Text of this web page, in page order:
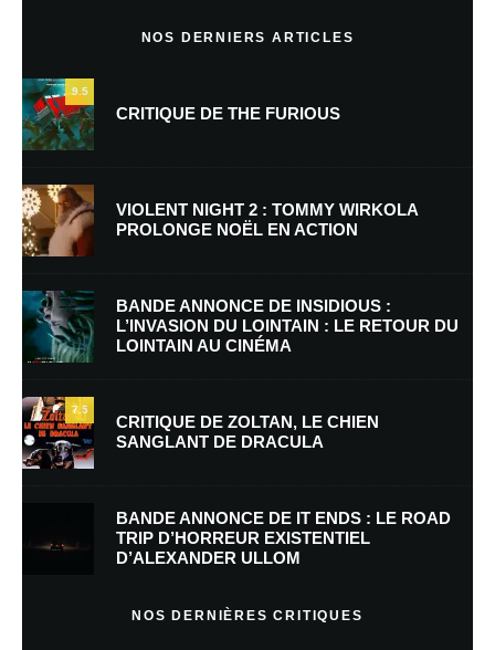
Nom*
E-mail* Site web
Enregistrer mon nom, mon e-mail et mon site dans le navigateur pour
mon prochain commentaire.
plus sur la façon dont les données de vos commentaires sont
NOS DERNIERS ARTICLES
9.5
CRITIQUE DE THE FURIOUS
VIOLENT NIGHT 2 : TOMMY WIRKOLA
PROLONGE NOËL EN ACTION
BANDE ANNONCE DE INSIDIOUS :
L’INVASION DU LOINTAIN : LE RETOUR DU
LOINTAIN AU CINÉMA
7.5
CRITIQUE DE ZOLTAN, LE CHIEN
SANGLANT DE DRACULA
BANDE ANNONCE DE IT ENDS : LE ROAD
TRIP D’HORREUR EXISTENTIEL
D’ALEXANDER ULLOM
NOS DERNIÈRES CRITIQUES